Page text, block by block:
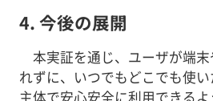
4. 今後の展開
本実証を通じ、ユーザが端
れずに、いつでもどこでも使